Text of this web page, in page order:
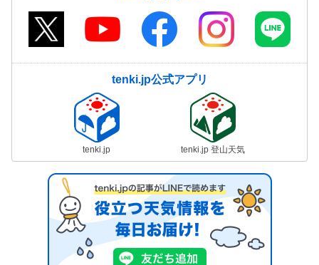
tenki.jp公式アプリ
tenki.jp tenki.jp 登山天気